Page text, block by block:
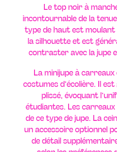
Le top noir à
incontournable de la
type de haut est
la silhouette et est
contraster avec la jupe
La minijupe à
costumes d’écolière. Il
plissé, évoquant
étudiantes. Les
de ce type de jupe. La
un accessoire optionnel
de détail